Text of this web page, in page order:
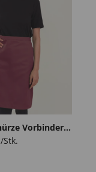
Unisex Schürze Vorbinder Usca
/Stk.